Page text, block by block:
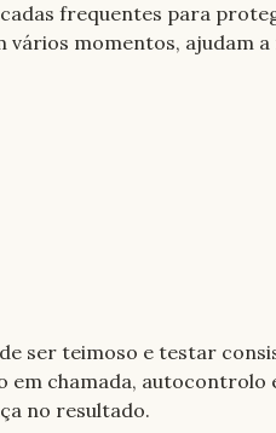
frequentes para
vários momentos, ajudam
ser teimoso e testar
chamada, autocontrolo
no resultado.